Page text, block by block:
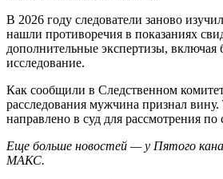
В 2026 году следователи заново
нашли противоречия в показаниях
дополнительные экспертизы, включая
исследование.
Как сообщили в Следственном
расследования мужчина признал вину.
направлено в суд для рассмотрения по
Еще больше новостей — у Пятого
МАКС.